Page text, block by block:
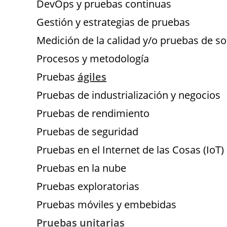
DevOps y pruebas continuas
Gestión y estrategias de pruebas
Medición de la calidad y/o pruebas de
Procesos y metodología
Pruebas ágiles
Pruebas de industrialización y negocios
Pruebas de rendimiento
Pruebas de seguridad
Pruebas en el Internet de las Cosas (IoT)
Pruebas en la nube
Pruebas exploratorias
Pruebas móviles y embebidas
Pruebas unitarias